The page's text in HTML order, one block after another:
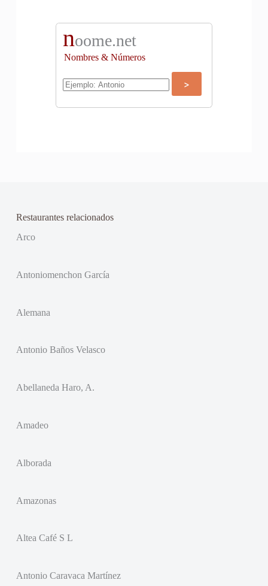
noome.net
Nombres & Números
Restaurantes relacionados
Arco
Antoniomenchon García
Alemana
Antonio Baños Velasco
Abellaneda Haro, A.
Amadeo
Alborada
Amazonas
Altea Café S L
Antonio Caravaca Martínez